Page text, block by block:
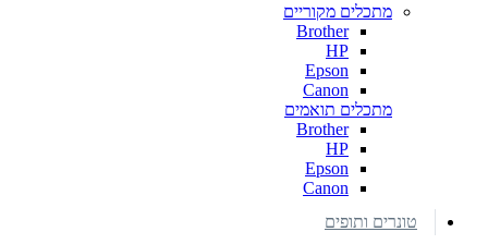
מתכלים מקוריים
Brother
HP
Epson
Canon
מתכלים תואמים
Brother
HP
Epson
Canon
טונרים ותופים